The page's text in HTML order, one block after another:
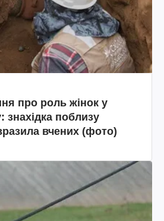
про роль жінок у
знахідка поблизу
вчених (фото)